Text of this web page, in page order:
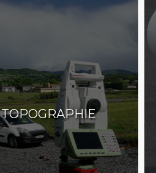
TOPOGRAPHIE